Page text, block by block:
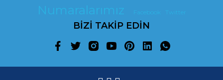
Numaralarımız
Facebook Twitter
BİZİ TAKİP EDİN